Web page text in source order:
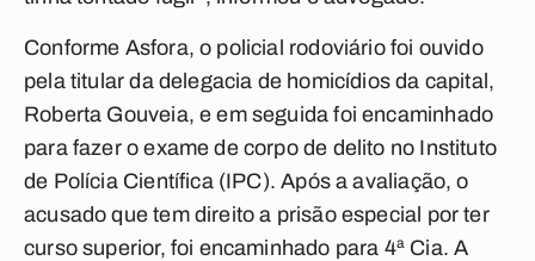
Conforme Asfora, o policial rodoviário foi ouvido
pela titular da delegacia de homicídios da capital,
Roberta Gouveia, e em seguida foi encaminhado
para fazer o exame de corpo de delito no Instituto
de Polícia Científica (IPC). Após a avaliação, o
acusado que tem direito a prisão especial por ter
curso superior, foi encaminhado para 4ª Cia. A